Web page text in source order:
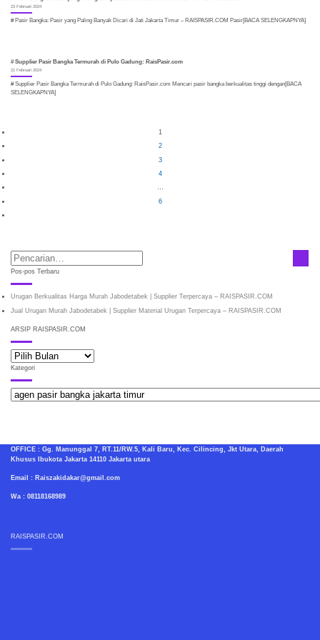
23 Februari 2024
# Pasir Bangka: Pasir yang Paling Banyak Dicari di Jati Jakarta Timur – RAISPASIR.COM Pasir[BACA SELENGKAPNYA]
# Supplier Pasir Bangka Termurah di Pulo Gadung: RaisPasir.com
21 Februari 2024
# Supplier Pasir Bangka Termurah di Pulo Gadung: RaisPasir.com Mencari pasir bangka berkualitas tinggi dengan[BACA
SELENGKAPNYA]
1
2
3
4
…
6
Pos-pos Terbaru
Urugan Berkualitas Harga Murah Jabodetabek | Supplier Terpercaya – RAISPASIR.COM
Jual Urugan Murah Jabodetabek | Supplier Material Urugan Terpercaya – RAISPASIR.COM
ARSIP RAISPASIR.COM
ARSIP
RAISPASIR.COM
Kategori
Kategori
OFFICE : Gg. Manunggal 7, RT.11/RW.5, Kali Baru, Kec. Cilincing, Jkt Utara, Daerah
Khusus Ibukota Jakarta 14110 Jakarta utara
Email : Raiszakidakar@gmail.com
Wa : 08118168989
RAISPASIR.COM